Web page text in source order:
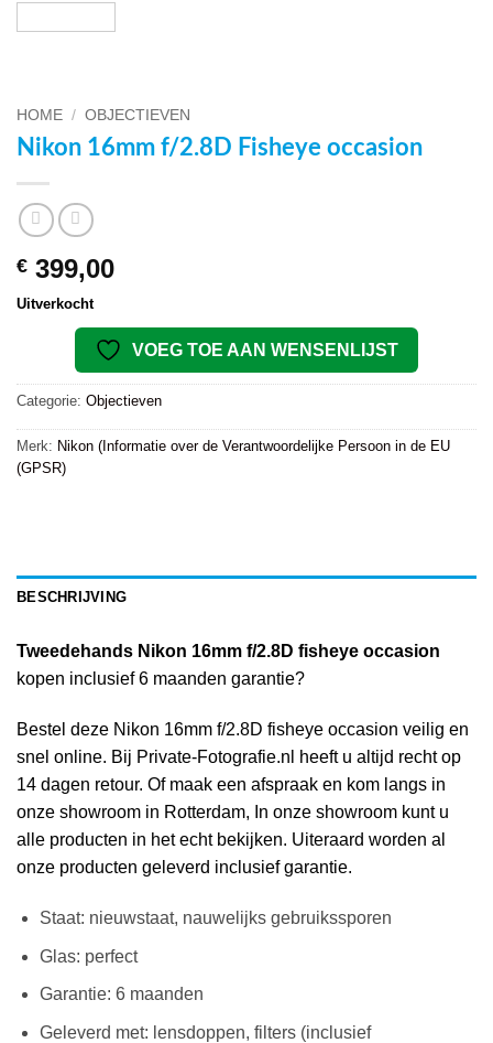
HOME / OBJECTIEVEN
Nikon 16mm f/2.8D Fisheye occasion
€ 399,00
Uitverkocht
VOEG TOE AAN WENSENLIJST
Categorie: Objectieven
Merk: Nikon (Informatie over de Verantwoordelijke Persoon in de EU
(GPSR)
BESCHRIJVING
Tweedehands Nikon 16mm f/2.8D fisheye occasion
kopen inclusief 6 maanden garantie?
Bestel deze Nikon 16mm f/2.8D fisheye occasion veilig en
snel online. Bij Private-Fotografie.nl heeft u altijd recht op
14 dagen retour. Of maak een afspraak en kom langs in
onze showroom in Rotterdam, In onze showroom kunt u
alle producten in het echt bekijken. Uiteraard worden al
onze producten geleverd inclusief garantie.
Staat: nieuwstaat, nauwelijks gebruikssporen
Glas: perfect
Garantie: 6 maanden
Geleverd met: lensdoppen, filters (inclusief